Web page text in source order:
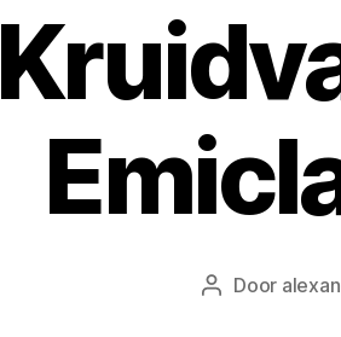
Berichtauteur
Door